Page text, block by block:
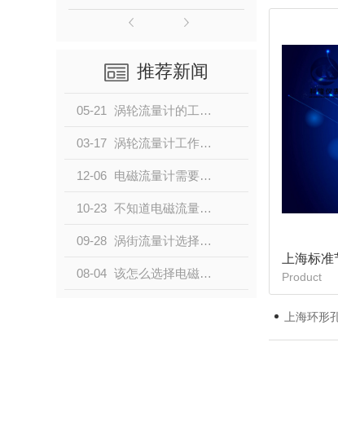
推荐新闻
05-21 涡轮流量计的工作原理与结构
03-17 涡轮流量计工作原理及结构
12-06 电磁流量计需要做哪些专项检测？小编带大家了解一下
10-23 不知道电磁流量器有哪些优缺点的请点击这里！
09-28 涡街流量计选择配件时的注意事项
08-04 该怎么选择电磁流量计？别担心，看这里
上海标
Product
上海环形